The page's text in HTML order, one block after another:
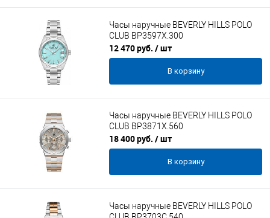
Часы наручные BEVERLY HILLS POLO
CLUB BP3597X.300
12 470 руб. / шт
В корзину
Часы наручные BEVERLY HILLS POLO
CLUB BP3871X.560
18 400 руб. / шт
В корзину
Часы наручные BEVERLY HILLS POLO